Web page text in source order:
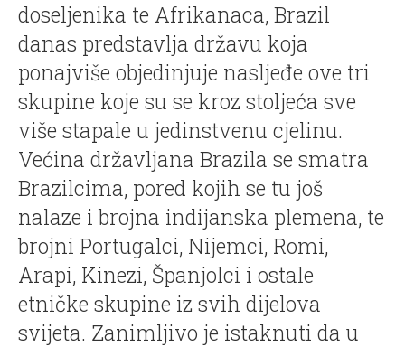
doseljenika te Afrikanaca, Brazil
danas predstavlja državu koja
ponajviše objedinjuje nasljeđe ove tri
skupine koje su se kroz stoljeća sve
više stapale u jedinstvenu cjelinu.
Većina državljana Brazila se smatra
Brazilcima, pored kojih se tu još
nalaze i brojna indijanska plemena, te
brojni Portugalci, Nijemci, Romi,
Arapi, Kinezi, Španjolci i ostale
etničke skupine iz svih dijelova
svijeta. Zanimljivo je istaknuti da u